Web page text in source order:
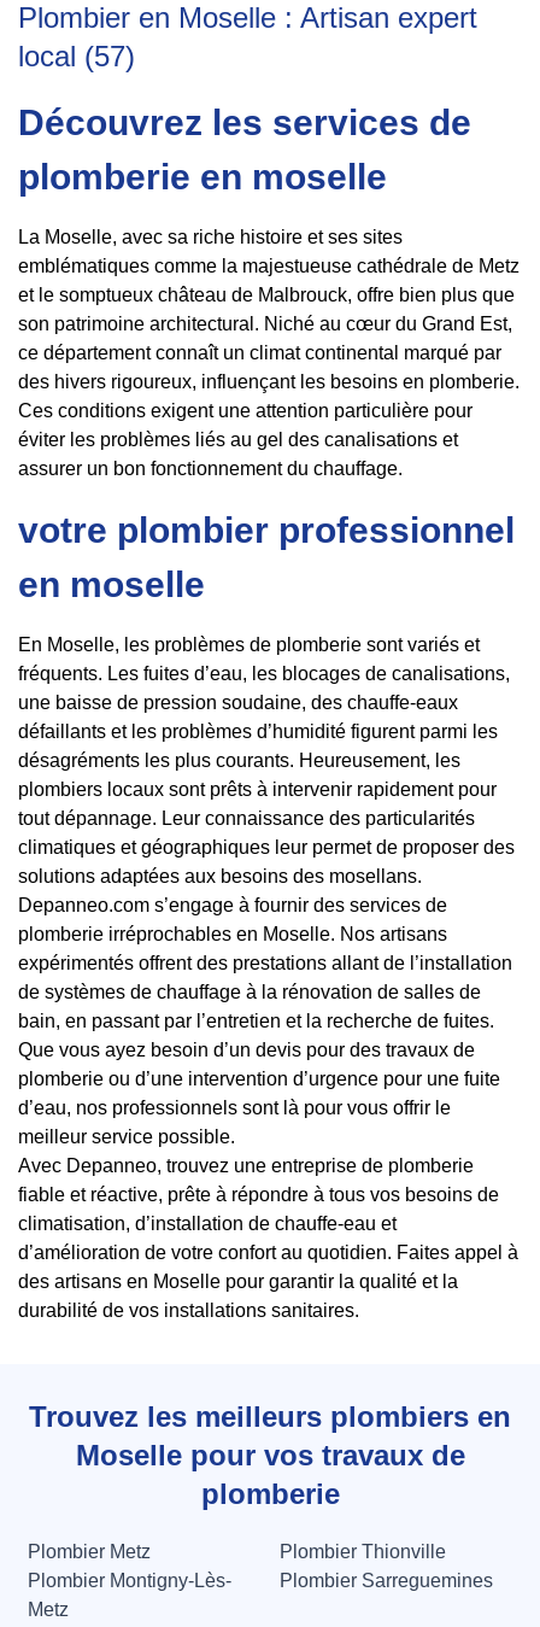
Plombier en Moselle : Artisan expert
local (57)
Découvrez les services de
plomberie en moselle
La Moselle, avec sa riche histoire et ses sites
emblématiques comme la majestueuse cathédrale de Metz
et le somptueux château de Malbrouck, offre bien plus que
son patrimoine architectural. Niché au cœur du Grand Est,
ce département connaît un climat continental marqué par
des hivers rigoureux, influençant les besoins en plomberie.
Ces conditions exigent une attention particulière pour
éviter les problèmes liés au gel des canalisations et
assurer un bon fonctionnement du chauffage.
votre plombier professionnel
en moselle
En Moselle, les problèmes de plomberie sont variés et
fréquents. Les fuites d’eau, les blocages de canalisations,
une baisse de pression soudaine, des chauffe-eaux
défaillants et les problèmes d’humidité figurent parmi les
désagréments les plus courants. Heureusement, les
plombiers locaux sont prêts à intervenir rapidement pour
tout dépannage. Leur connaissance des particularités
climatiques et géographiques leur permet de proposer des
solutions adaptées aux besoins des mosellans.
Depanneo.com s’engage à fournir des services de
plomberie irréprochables en Moselle. Nos artisans
expérimentés offrent des prestations allant de l’installation
de systèmes de chauffage à la rénovation de salles de
bain, en passant par l’entretien et la recherche de fuites.
Que vous ayez besoin d’un devis pour des travaux de
plomberie ou d’une intervention d’urgence pour une fuite
d’eau, nos professionnels sont là pour vous offrir le
meilleur service possible.
Avec Depanneo, trouvez une entreprise de plomberie
fiable et réactive, prête à répondre à tous vos besoins de
climatisation, d’installation de chauffe-eau et
d’amélioration de votre confort au quotidien. Faites appel à
des artisans en Moselle pour garantir la qualité et la
durabilité de vos installations sanitaires.
Trouvez les meilleurs plombiers en
Moselle pour vos travaux de
plomberie
Plombier Metz
Plombier Thionville
Plombier Montigny-Lès-
Metz
Plombier Sarreguemines